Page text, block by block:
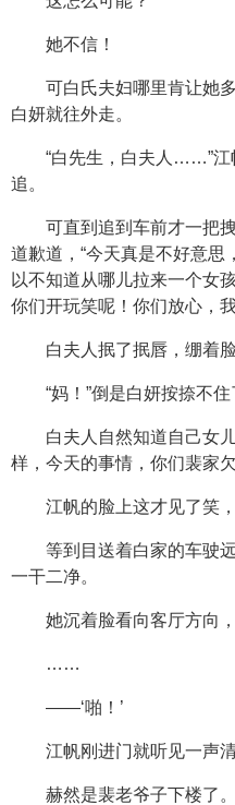
她不信！
可白氏夫妇哪里肯让她
白妍就往外走。
“白先生，白夫人……”江
追。
可直到追到车前才一把
道歉道，“今天真是不好意
以不知道从哪儿拉来一个女
你们开玩笑呢！你们放心，
白夫人抿了抿唇，绷着脸
“妈！”倒是白妍按捺不住
白夫人自然知道自己女
样，今天的事情，你们裴家
江帆的脸上这才见了笑
等到目送着白家的车驶
一干二净。
她沉着脸看向客厅方向
……
——‘啪！’
江帆刚进门就听见一声
赫然是裴老爷子下楼了。